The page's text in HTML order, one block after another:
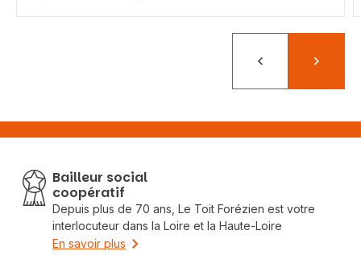
PrécédentSuivant
Bailleur social
coopératif
Depuis plus de 70 ans, Le Toit Forézien est votre
interlocuteur dans la Loire et la Haute-Loire
En savoir plus